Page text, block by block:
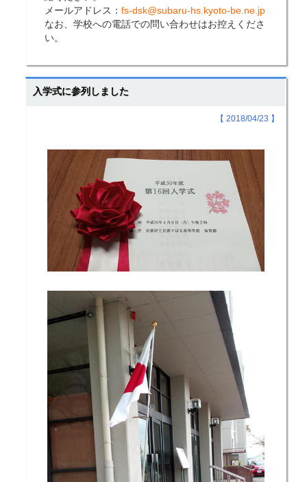
メールアドレス： fs-dsk@subaru-hs.kyoto-be.ne.jp
なお、学校への電話での問い合わせはお控えくださ
い。
入学式に参列しました
【 2018/04/23 】